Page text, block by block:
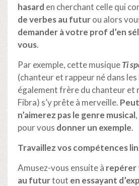
hasard en cherchant celle qui
de verbes au futurou alors
demander à votre prof d’en
vous.
Par exemple, cette musiqueTi
(chanteur et rappeur né dans
également frère du chanteur et
Fibra) s’y prête à merveille.
n’aimerez pas le genre musical
pour vous donner un exemple.
Travaillez vos compétences
Amusez-vous ensuite à repérer
au futurtout en essayant